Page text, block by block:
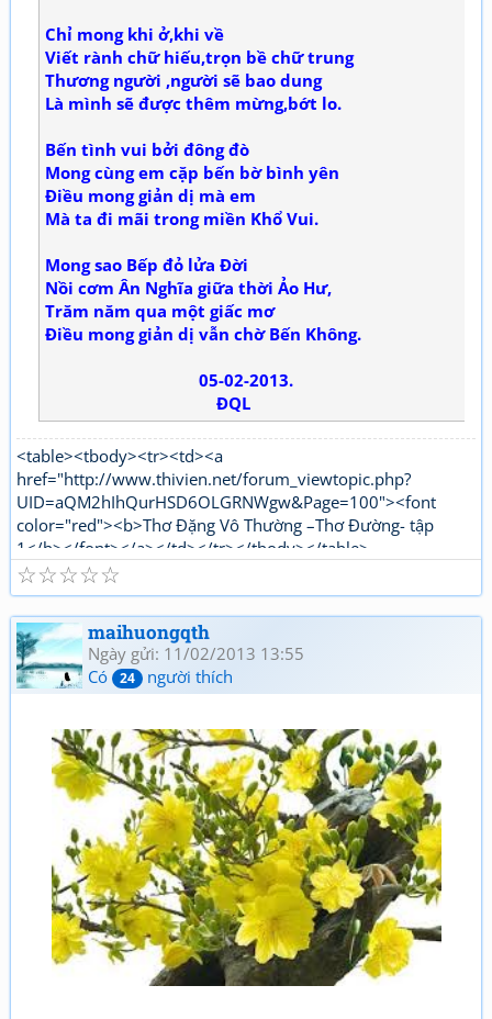
Chỉ mong khi ở,khi về
Viết rành chữ hiếu,trọn bề chữ trung
Thương người ,người sẽ bao dung
Là mình sẽ được thêm mừng,bớt lo.
Bến tình vui bởi đông đò
Mong cùng em cặp bến bờ bình yên
Điều mong giản dị mà em
Mà ta đi mãi trong miền Khổ Vui.
Mong sao Bếp đỏ lửa Đời
Nồi cơm Ân Nghĩa giữa thời Ảo Hư,
Trăm năm qua một giấc mơ
Điều mong giản dị vẫn chờ Bến Không.
05-02-2013.
ĐQL
<table><tbody><tr><td><a
href="http://www.thivien.net/forum_viewtopic.php?
UID=aQM2hIhQurHSD6OLGRNWgw&Page=100"><font
color="red"><b>Thơ Đặng Vô Thường –Thơ Đường- tập
1</b></font></a></td></tr></tbody></table>
<table><tbody><tr><td><a
href="http://www.thivien.net/forum_viewtopic.php?
UID=1nPi_YLwNjj6jqJJ5OtTPg"><font color="red"><b>Thơ
Đặng Vô Thường Thơ mới - tập 1</b></font></a></td></tr>
</tbody></table>
☆
☆
☆
☆
☆
maihuongqth
Ngày gửi: 11/02/2013 13:55
Có
24 người thích